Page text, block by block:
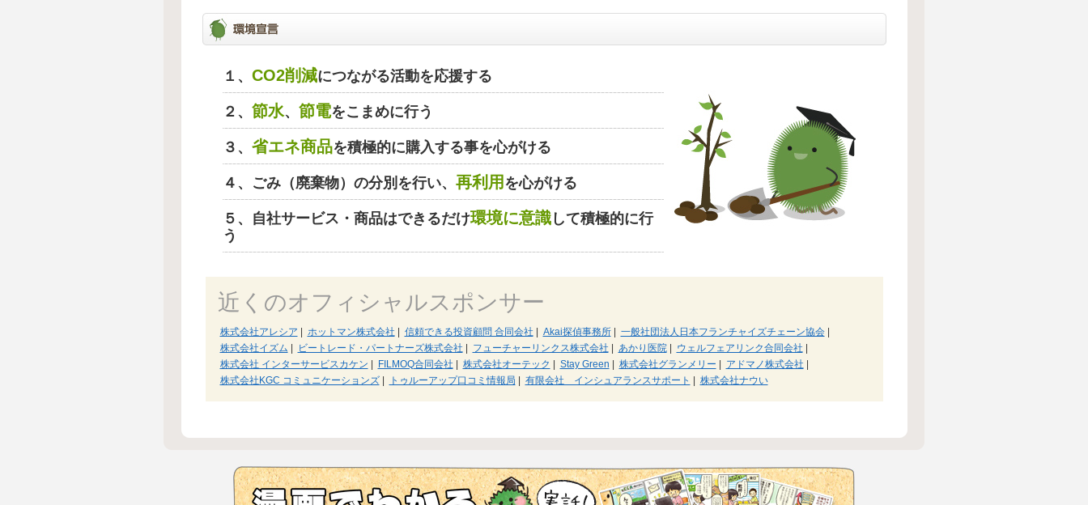
１、 CO2削減につながる活動を応援する
２、 節水、 節電をこまめに行う
３、 省エネ商品を積極的に購入する事を心がける
４、ごみ（廃棄物）の分別を行い、 再利用 を心がける
５、自社サービス・商品はできるだけ環境に意識して積極的に行
う
近くのオフィシャルスポンサー
株式会社アレシア ホットマン株式会社 信頼できる投資顧問 合同会社 Akai探偵事務所| 一般社団法人日本フランチャイズチェーン協会|
株式会社イズム
ビートレード・パートナーズ株式会社 フューチャーリンクス株式会社 あかり医院| ウェルフェアリンク合同会社
株式会社 インターサービスカケン
FILMOQ合同会社 株式会社オーテック Stay Green 株式会社グランメリー アドマノ株式会社
株式会社KGC コミュニケーションズ| トゥルーアップ口コミ情報局 有限会社 インシュアランスサポート 株式会社ナウい